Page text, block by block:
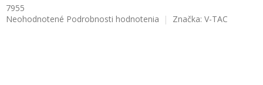
7955
Priemerné
Neohodnotené Podrobnosti hodnotenia Značka: V-TAC